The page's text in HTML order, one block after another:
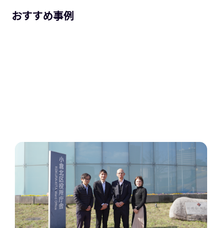
おすすめ事例
区役所市民課へのマイナンバーカードに関する電話の
うちの約半分をAIが完結。北九州市が挑むAI電話自動
国内事例